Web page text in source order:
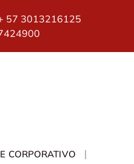
57 3013216125
CORPORATIVO